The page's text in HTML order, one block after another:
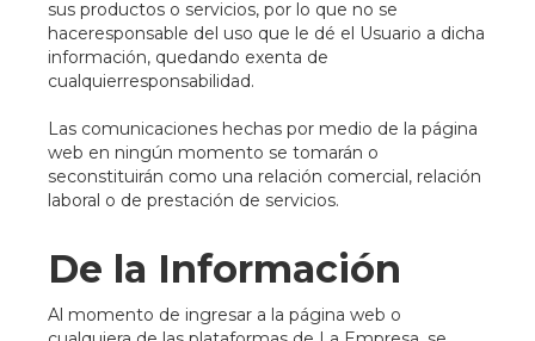
sus productos o servicios, por lo que no se
haceresponsable del uso que le dé el Usuario a dicha
información, quedando exenta de
cualquierresponsabilidad.
Las comunicaciones hechas por medio de la página
web en ningún momento se tomarán o
seconstituirán como una relación comercial, relación
laboral o de prestación de servicios.
De la Información
Al momento de ingresar a la página web o